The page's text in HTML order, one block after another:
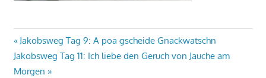
Beitragsnavigation
Vorheriger
Beitrag:
Jakobsweg Tag 9: A poa gscheide Gnackwatschn
Nächster
Beitrag:
Jakobsweg Tag 11: Ich liebe den Geruch von Jauche am
Morgen